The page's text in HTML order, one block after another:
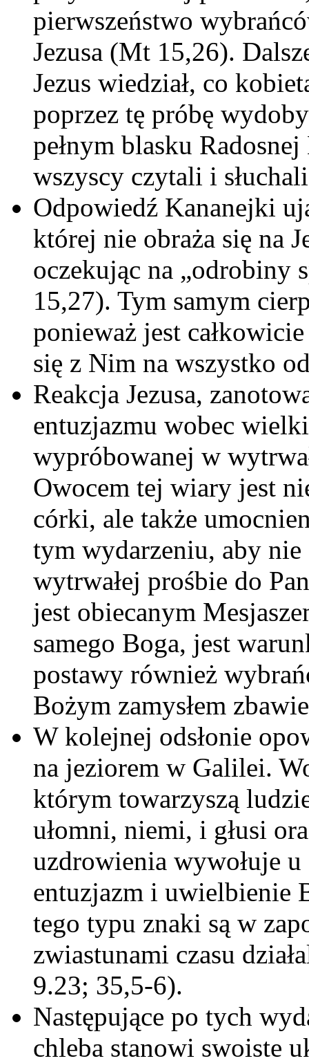
pierwszeństwo
Jezusa (Mt 15,26).
Jezus wiedział, co
poprzez tę próbę
pełnym blasku
wszyscy czytali i
Odpowiedź Kananejki
której nie obraża się na
oczekując na „odrobiny
15,27). Tym samym
ponieważ jest
się z Nim na wszystko
Reakcja Jezusa,
entuzjazmu wobec
wypróbowanej w
Owocem tej wiary jest
córki, ale także
tym wydarzeniu, aby
wytrwałej prośbie do
jest obiecanym
samego Boga, jest
postawy również
Bożym zamysłem
W kolejnej odsłonie
na jeziorem w Galilei.
którym towarzyszą
ułomni, niemi, i głusi
uzdrowienia wywołuje
entuzjazm i uwielbienie
tego typu znaki są w
zwiastunami czasu
9.23; 35,5-6).
Następujące po tych
chleba stanowi swoiste